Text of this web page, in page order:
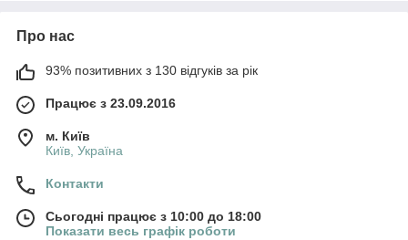
Про нас
93% позитивних з 130 відгуків за рік
Працює з 23.09.2016
м. Київ
Київ, Україна
Контакти
Сьогодні працює з 10:00 до 18:00
Показати весь графік роботи